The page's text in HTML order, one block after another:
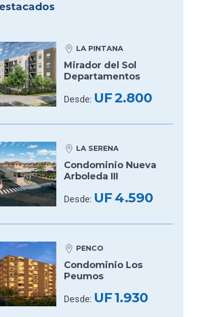
LA PINTANA
Mirador del Sol
Departamentos
Desde: UF2.800
LA SERENA
Condominio Nueva
Arboleda III
Desde: UF4.590
PENCO
Condominio Los
Peumos
Desde: UF1.930